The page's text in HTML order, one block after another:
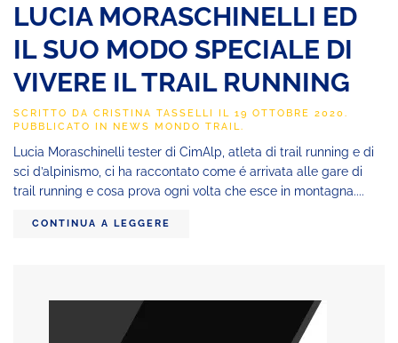
LUCIA MORASCHINELLI ED
IL SUO MODO SPECIALE DI
VIVERE IL TRAIL RUNNING
SCRITTO DA CRISTINA TASSELLI IL 19 OTTOBRE 2020.
PUBBLICATO IN
NEWS MONDO TRAIL.
Lucia Moraschinelli tester di CimAlp, atleta di trail running e di
sci d’alpinismo, ci ha raccontato come é arrivata alle gare di
trail running e cosa prova ogni volta che esce in montagna....
CONTINUA A LEGGERE